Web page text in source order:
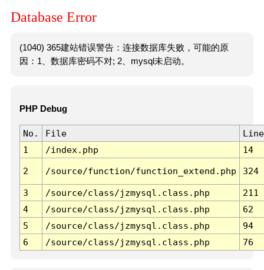
Database Error
(1040) 365建站错误警告：连接数据库失败，可能的原
因：1、数据库密码不对; 2、mysql未启动。
PHP Debug
No. File
Line
1
/index.php 14
2 /source/function/function_extend.php 324
3 /source/class/jzmysql.class.php
211
4
/source/class/jzmysql.class.php
62
5
/source/class/jzmysql.class.php
94
6
/source/class/jzmysql.class.php 76